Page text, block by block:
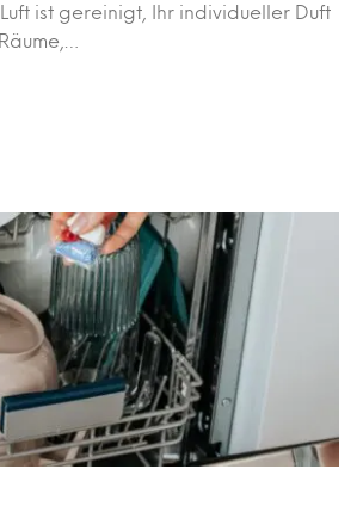
ist gereinigt, Ihr individueller Duft